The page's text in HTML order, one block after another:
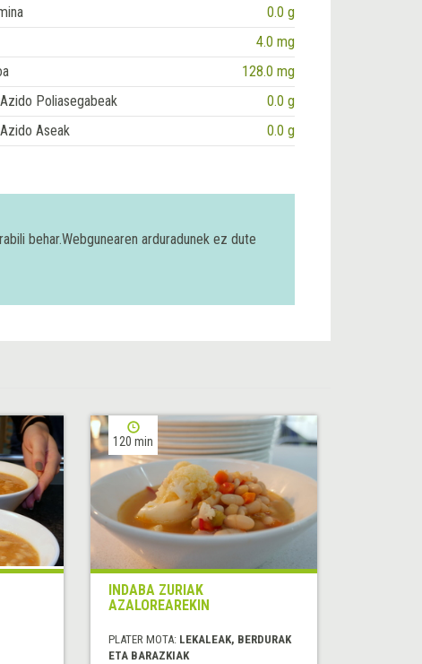
0.0 g
4.0 mg
128.0 mg
Poliasegabeak
0.0 g
Aseak
0.0 g
behar.Webgunearen arduradunek ez dute
120 min
INDABA ZURIAK
AZALOREAREKIN
PLATER MOTA: LEKALEAK, BERDURAK
ETA BARAZKIAK